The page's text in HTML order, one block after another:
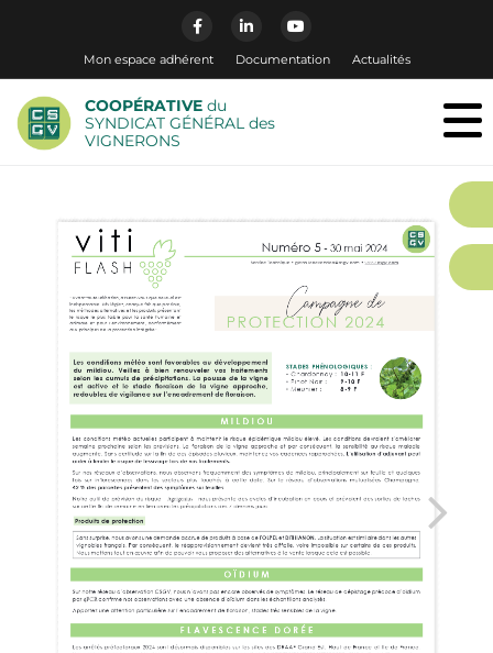
Mon espace adhérent Documentation Actualités
COOPÉRATIVE du
SYNDICAT GÉNÉRAL des
VIGNERONS